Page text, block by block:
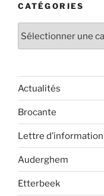
CATÉGORIES
Actualités
Brocante
Lettre d’information
Auderghem
Etterbeek